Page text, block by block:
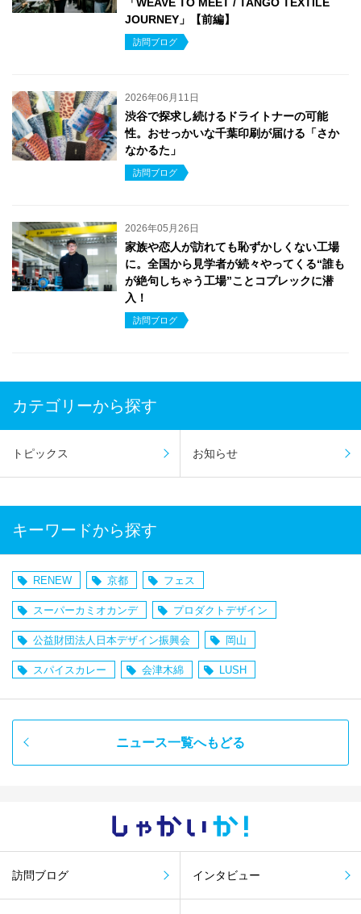
JOURNEY」【前編】
訪問ブログ
2026年06月11日
渋谷で探求し続けるドライトナーの可能
性。おせっかいな千葉印刷が届ける「さか
なかるた」
訪問ブログ
2026年05月26日
家族や恋人が訪れても恥ずかしくない工場
に。全国から見学者が続々やってくる“誰も
が絶句しちゃう工場”ことコプレックに潜
入！
訪問ブログ
カテゴリーから探す
トピックス お知らせ
キーワードから探す
RENEW 京都 フェス
スーパーカミオカンデ プロダクトデザイン
公益財団法人日本デザイン振興会 岡山
スパイスカレー 会津木綿 LUSH
ニュース一覧へもどる
しゃかい か！
訪問ブログ インタビュー